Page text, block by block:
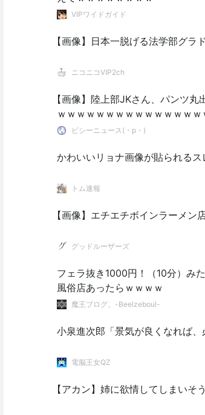
VIPワイドガイド
【画像】日本一脱げる法学部グラ
ニコニコVIP2ch
【画像】陸上部JKさん、パンツ
ｗｗｗｗｗｗｗｗｗｗｗｗｗｗｗ
ピシーニュース(・p・)ゞ
かわいいリョナ画像が貼られるス
トム速報
【画像】エチエチボインラーメン
グッドルーザーズ
フェラ抜き1000円！（10分）み
風俗店あったらｗｗｗｗ
魔王ブログ。-Beelzeboul-
小泉進次郎「景気が良くなれば、
電脳王女QZ
【アカン】姉に欲情してしまいそ